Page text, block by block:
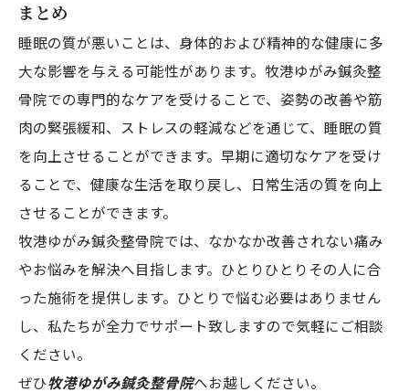
まとめ
睡眠の質が悪いことは、身体的および精神的な健康に多
大な影響を与える可能性があります。牧港ゆがみ鍼灸整
骨院での専門的なケアを受けることで、姿勢の改善や筋
肉の緊張緩和、ストレスの軽減などを通じて、睡眠の質
を向上させることができます。早期に適切なケアを受け
ることで、健康な生活を取り戻し、日常生活の質を向上
させることができます。
牧港ゆがみ鍼灸整骨院では、なかなか改善されない痛み
やお悩みを解決へ目指します。ひとりひとりその人に合
った施術を提供します。ひとりで悩む必要はありません
し、私たちが全力でサポート致しますので気軽にご相談
ください。
ぜひ牧港ゆがみ鍼灸整骨院へお越しください。